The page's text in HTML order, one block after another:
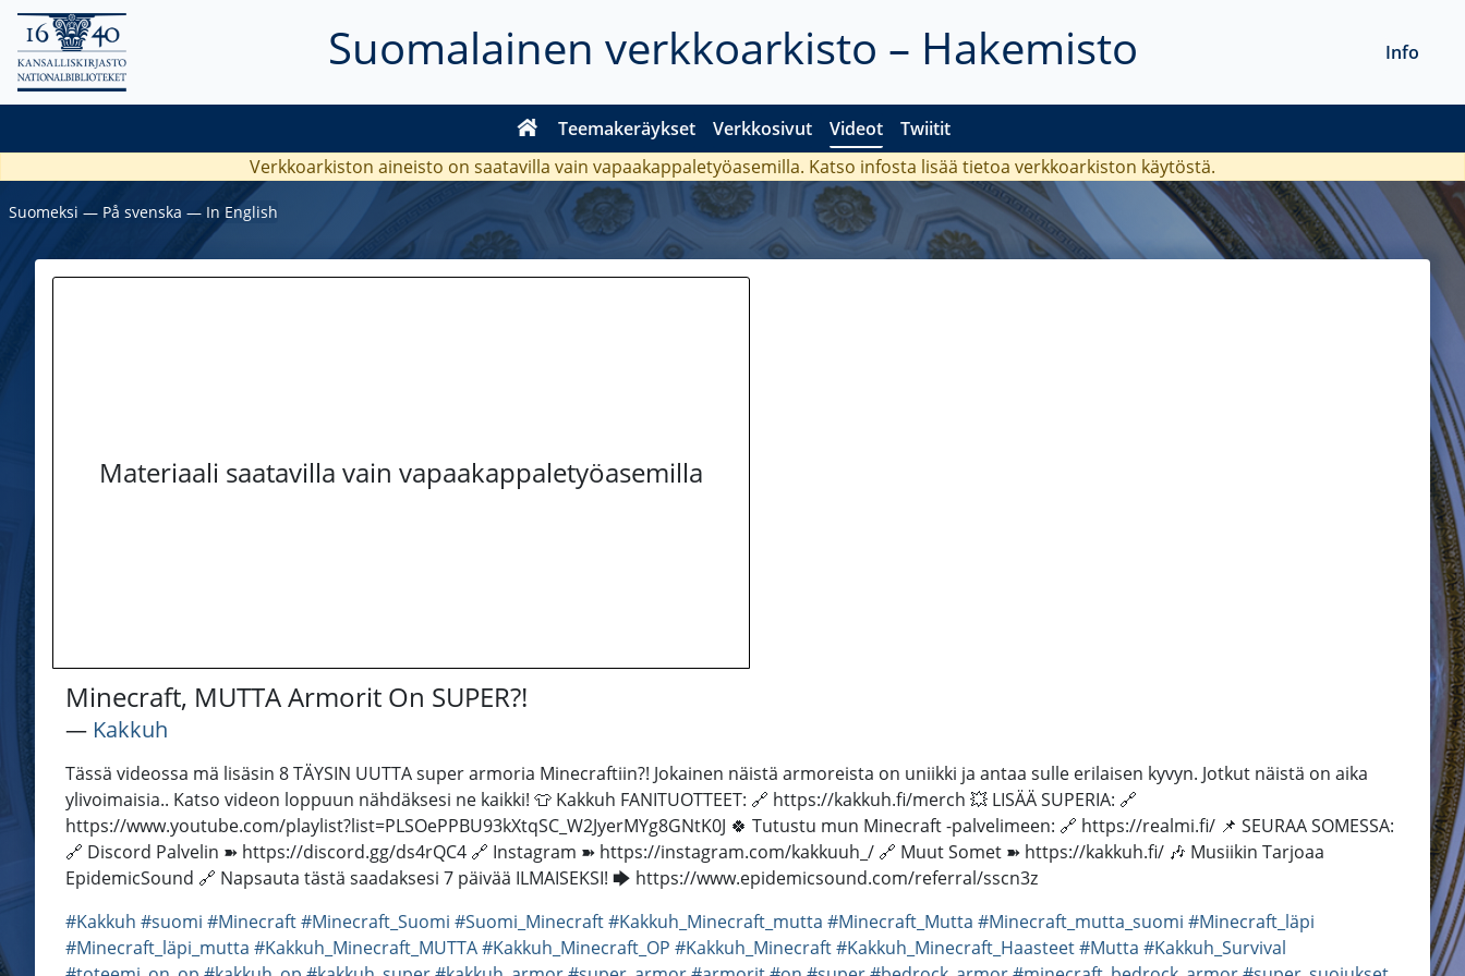
Suomalainen verkkoarkisto – Hakemisto
Teemakeräykset Verkkosivut Videot Twiitit
Info
Verkkoarkiston aineisto on saatavilla vain vapaakappaletyöasemilla. Katso infosta lisää tietoa verkkoarkiston käytöstä.
Suomeksi ― På svenska ― In English
Materiaali saatavilla vain vapaakappaletyöasemilla
Minecraft, MUTTA Armorit On SUPER?!
― Kakkuh
Tässä videossa mä lisäsin 8 TÄYSIN UUTTA super armoria Minecraftiin?! Jokainen näistä armoreista on uniikki ja antaa sulle erilaisen kyvyn. Jotkut näistä on aika
ylivoimaisia.. Katso videon loppuun nähdäksesi ne kaikki! 👕 Kakkuh FANITUOTTEET: 🔗 https://kakkuh.fi/merch 💥 LISÄÄ SUPERIA: 🔗
https://www.youtube.com/playlist?list=PLSOePPBU93kXtqSC_W2JyerMYg8GNtK0J 🍀 Tutustu mun Minecraft -palvelimeen: 🔗 https://realmi.fi/ 📌 SEURAA SOMESSA:
🔗 Discord Palvelin ➽ https://discord.gg/ds4rQC4 🔗 Instagram ➽ https://instagram.com/kakkuuh_/ 🔗 Muut Somet ➽ https://kakkuh.fi/ 🎶 Musiikin Tarjoaa
EpidemicSound 🔗 Napsauta tästä saadaksesi 7 päivää ILMAISEKSI! 🡆 https://www.epidemicsound.com/referral/sscn3z
#Kakkuh #suomi #Minecraft#Minecraft_Suomi #Suomi_Minecraft#Kakkuh_Minecraft_mutta #Minecraft_Mutta #Minecraft_mutta_suomi #Minecraft_läpi
#Minecraft_läpi_mutta #Kakkuh_Minecraft_MUTTA#Kakkuh_Minecraft_OP #Kakkuh_Minecraft#Kakkuh_Minecraft_Haasteet#Mutta #Kakkuh_Survival